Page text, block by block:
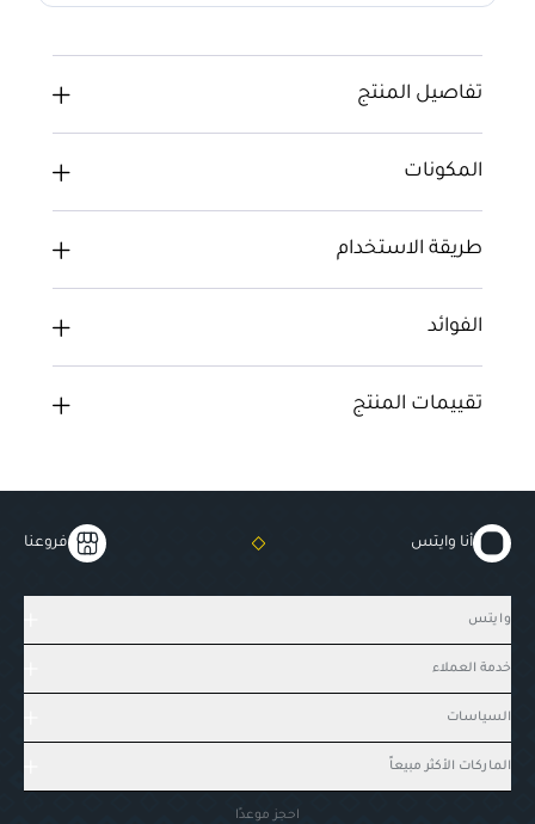
تفاصيل المنتج
المكونات
طريقة الاستخدام
الفوائد
تقييمات المنتج
أنا وايتس فروعنا
وايتس
خدمة العملاء
السياسات
الماركات الأكثر مبيعاً
احجز موعدًا